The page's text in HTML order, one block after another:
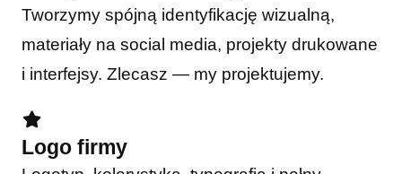
Tworzymy spójną identyfikację wizualną,
materiały na social media, projekty drukowane
i interfejsy. Zlecasz — my projektujemy.
Logo firmy